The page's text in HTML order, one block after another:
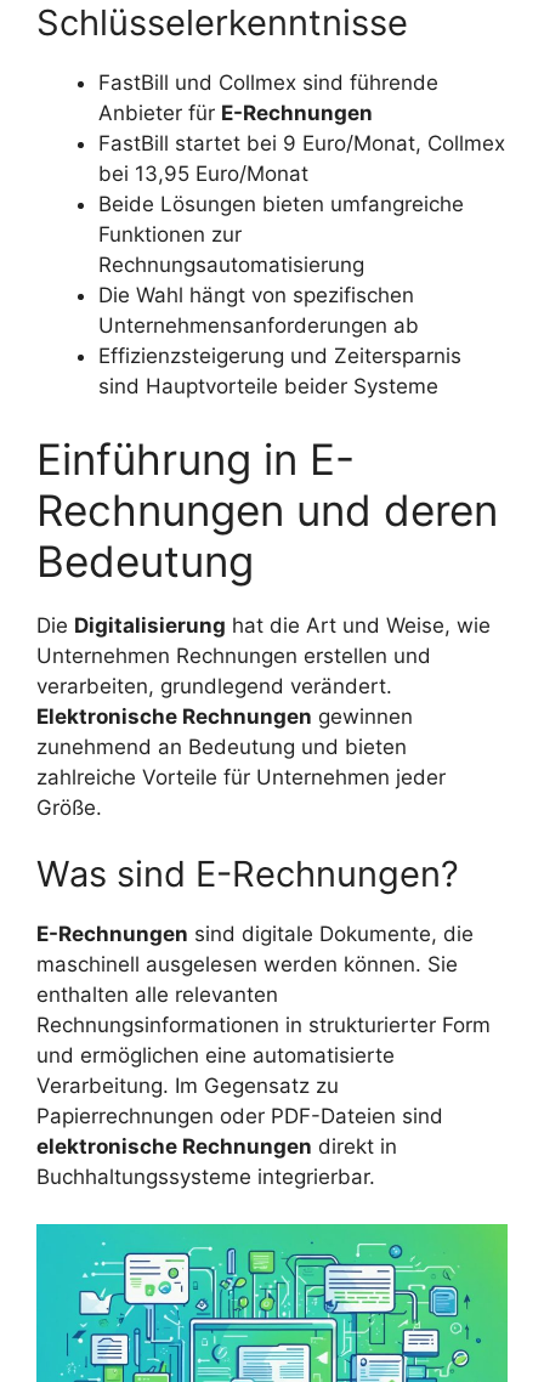
Schlüsselerkenntnisse
FastBill und Collmex sind führende
Anbieter für E-Rechnungen
FastBill startet bei 9 Euro/Monat, Collmex
bei 13,95 Euro/Monat
Beide Lösungen bieten umfangreiche
Funktionen zur
Rechnungsautomatisierung
Die Wahl hängt von spezifischen
Unternehmensanforderungen ab
Effizienzsteigerung und Zeitersparnis
sind Hauptvorteile beider Systeme
Einführung in E-
Rechnungen und deren
Bedeutung
Die Digitalisierung hat die Art und Weise, wie
Unternehmen Rechnungen erstellen und
verarbeiten, grundlegend verändert.
Elektronische Rechnungen gewinnen
zunehmend an Bedeutung und bieten
zahlreiche Vorteile für Unternehmen jeder
Größe.
Was sind E-Rechnungen?
E-Rechnungen sind digitale Dokumente, die
maschinell ausgelesen werden können. Sie
enthalten alle relevanten
Rechnungsinformationen in strukturierter Form
und ermöglichen eine automatisierte
Verarbeitung. Im Gegensatz zu
Papierrechnungen oder PDF-Dateien sind
elektronische Rechnungen direkt in
Buchhaltungssysteme integrierbar.